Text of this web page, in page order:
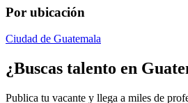
Por ubicación
Ciudad de Guatemala
¿Buscas talento en
Publica tu vacante y llega a miles de